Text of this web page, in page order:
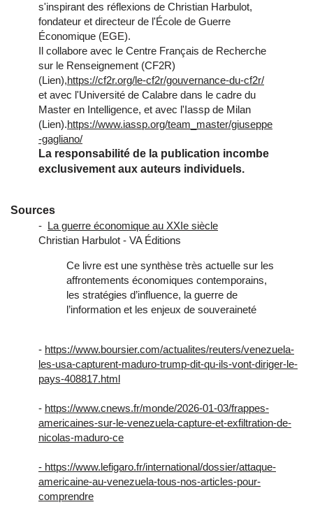
s'inspirant des réflexions de Christian Harbulot,
fondateur et directeur de l'École de Guerre
Économique (EGE).
Il collabore avec le Centre Français de Recherche
sur le Renseignement (CF2R)
(Lien),https://cf2r.org/le-cf2r/gouvernance-du-cf2r/
et avec l'Université de Calabre dans le cadre du
Master en Intelligence, et avec l'Iassp de Milan
(Lien).https://www.iassp.org/team_master/giuseppe
-gagliano/
La responsabilité de la publication incombe
exclusivement aux auteurs individuels.
Sources
- La guerre économique au XXIe siècle
Christian Harbulot - VA Éditions
Ce livre est une synthèse très actuelle sur les
affrontements économiques contemporains,
les stratégies d’influence, la guerre de
l’information et les enjeux de souveraineté
- https://www.boursier.com/actualites/reuters/venezuela-
les-usa-capturent-maduro-trump-dit-qu-ils-vont-diriger-le-
pays-408817.html
- https://www.cnews.fr/monde/2026-01-03/frappes-
americaines-sur-le-venezuela-capture-et-exfiltration-de-
nicolas-maduro-ce
- https://www.lefigaro.fr/international/dossier/attaque-
americaine-au-venezuela-tous-nos-articles-pour-
comprendre